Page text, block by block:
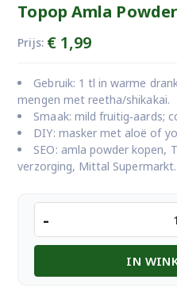
Topop Amla
Prijs: €1,99
Gebruik: 1 tl in warme
mengen met reetha/shikakai.
Smaak: mild fruitig‑aards;
DIY: masker met aloë of
SEO: amla powder kopen,
verzorging, Mittal Supermarkt.
Amla
Powder
aantal
-
IN